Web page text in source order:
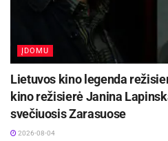
ĮDOMU
Lietuvos kino legenda
kino režisierė Janina
svečiuosis Zarasuose
2026-08-04